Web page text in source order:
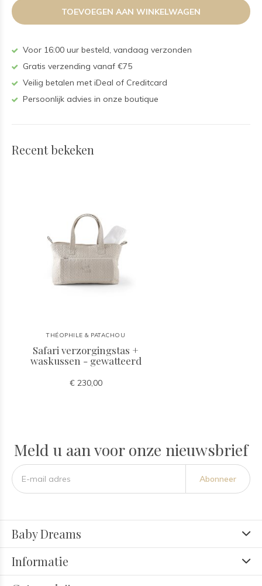
TOEVOEGEN AAN WINKELWAGEN
Voor 16:00 uur besteld, vandaag verzonden
Gratis verzending vanaf €75
Veilig betalen met iDeal of Creditcard
Persoonlijk advies in onze boutique
Recent bekeken
THÉOPHILE & PATACHOU
Safari verzorgingstas +
waskussen - gewatteerd
€ 230,00
Meld u aan voor onze nieuwsbrief
Abonneer
Baby Dreams
Informatie